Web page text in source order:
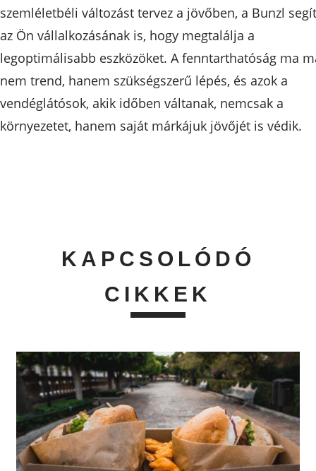
szemléletbéli változást tervez a jövőben, a Bunzl segít
az Ön vállalkozásának is, hogy megtalálja a
legoptimálisabb eszközöket. A fenntarthatóság ma
nem trend, hanem szükségszerű lépés, és azok a
vendéglátósok, akik időben váltanak, nemcsak a
környezetet, hanem saját márkájuk jövőjét is védik.
KAPCSOLÓDÓ
CIKKEK